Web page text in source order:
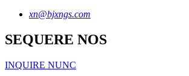
xn@bjxngs.com
SEQUERE NOS
INQUIRE NUNC